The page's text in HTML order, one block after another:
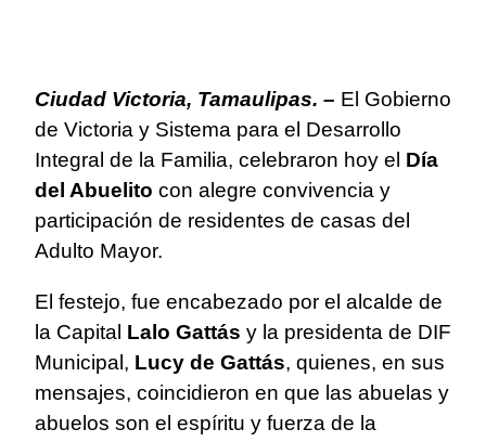
Ciudad Victoria, Tamaulipas. – El Gobierno
de Victoria y Sistema para el Desarrollo
Integral de la Familia, celebraron hoy el Día
del Abuelito con alegre convivencia y
participación de residentes de casas del
Adulto Mayor.
El festejo, fue encabezado por el alcalde de
la Capital Lalo Gattás y la presidenta de DIF
Municipal, Lucy de Gattás, quienes, en sus
mensajes, coincidieron en que las abuelas y
abuelos son el espíritu y fuerza de la